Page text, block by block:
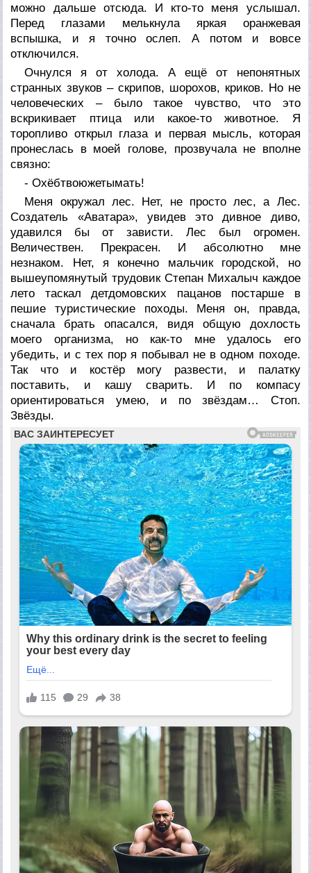
можно дальше отсюда. И кто-то меня услышал.
Перед глазами мелькнула яркая оранжевая
вспышка, и я точно ослеп. А потом и вовсе
отключился.
Очнулся я от холода. А ещё от непонятных
странных звуков – скрипов, шорохов, криков. Но не
человеческих – было такое чувство, что это
вскрикивает птица или какое-то животное. Я
торопливо открыл глаза и первая мысль, которая
пронеслась в моей голове, прозвучала не вполне
связно:
- Охёбтвоюжетымать!
Меня окружал лес. Нет, не просто лес, а Лес.
Создатель «Аватара», увидев это дивное диво,
удавился бы от зависти. Лес был огромен.
Величествен. Прекрасен. И абсолютно мне
незнаком. Нет, я конечно мальчик городской, но
вышеупомянутый трудовик Степан Михалыч каждое
лето таскал детдомовских пацанов постарше в
пешие туристические походы. Меня он, правда,
сначала брать опасался, видя общую дохлость
моего организма, но как-то мне удалось его
убедить, и с тех пор я побывал не в одном походе.
Так что и костёр могу развести, и палатку
поставить, и кашу сварить. И по компасу
ориентироваться умею, и по звёздам… Стоп.
Звёзды.